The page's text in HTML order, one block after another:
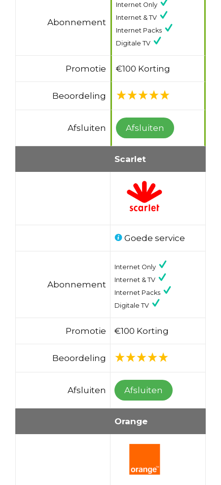
Abonnement
Internet Only
Internet & TV
Internet Packs
Digitale TV
Promotie €100 Korting
Beoordeling
Afsluiten Afsluiten
Scarlet
Goede service
Abonnement
Internet Only
Internet & TV
Internet Packs
Digitale TV
Promotie €100 Korting
Beoordeling
Afsluiten Afsluiten
Orange